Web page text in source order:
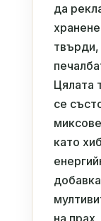
да
твърди,
Цялата
се
като
на